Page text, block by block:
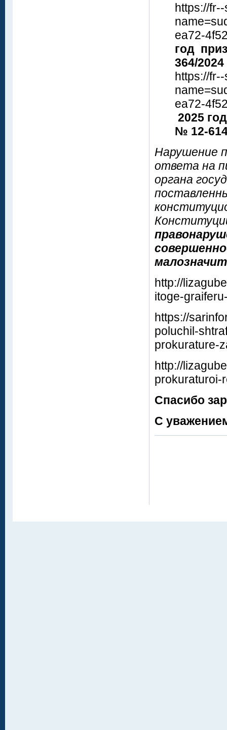
https://
ea72-
год
364/2024
​​​​​​​https://
ea72-
2025
№ 12-
Нарушение
ответа на
органа
http://
itoge-
https://
poluchil-
prokurature-
http://
prokuraturoi-
Спасибо
С